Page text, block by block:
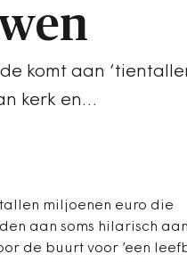
komt aan
kerk en…
miljoenen euro die
aan soms hilarisch
de buurt voor ‘een